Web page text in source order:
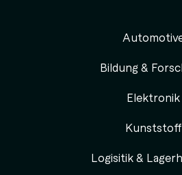
Bildung &
Elektronik
Kunststoff
Logisitik &